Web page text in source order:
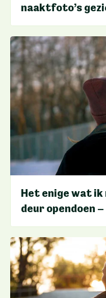
naaktfoto’s
Het enige wat ik
deur opendoen